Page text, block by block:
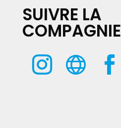
SUIVRE LA
COMPAGNIE